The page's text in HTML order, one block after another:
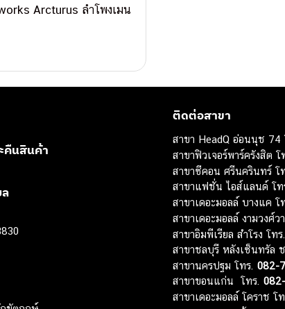
Arcturus ลำโพงเมน
คืนสินค้า
ล
ติดต่อสาขา
สาขา HeadQ อ่อนนุช
สาขาฟิวเจอร์พาร์ครังสิต
สาขาซีคอน ศรีนครินทร์
สาขาแฟชั่น ไอส์แลนด์ โ
สาขาเดอะมอลล์ บางแค
สาขาเดอะมอลล์ งามวงศ์
สาขาอิมพีเรียล สำโรง โท
สาขาชลบุรี หลังเซ็นทรัล
สาขานครปฐม โทร.082-
สาขาขอนแก่น โทร.
สาขาเดอะมอลล์ โคราช โ